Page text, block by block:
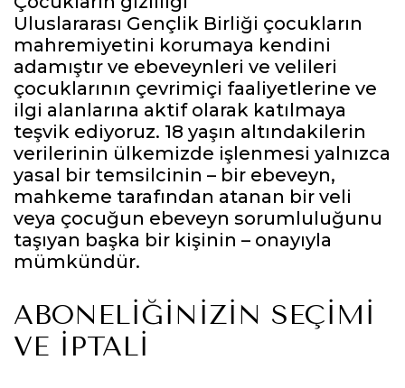
Uluslararası Gençlik Birliği çocukların
mahremiyetini korumaya kendini
adamıştır ve ebeveynleri ve velileri
çocuklarının çevrimiçi faaliyetlerine ve
ilgi alanlarına aktif olarak katılmaya
teşvik ediyoruz. 18 yaşın altındakilerin
verilerinin ülkemizde işlenmesi yalnızca
yasal bir temsilcinin – bir ebeveyn,
mahkeme tarafından atanan bir veli
veya çocuğun ebeveyn sorumluluğunu
taşıyan başka bir kişinin – onayıyla
mümkündür.
ABONELIĞINIZIN SEÇIMI
VE IPTALI